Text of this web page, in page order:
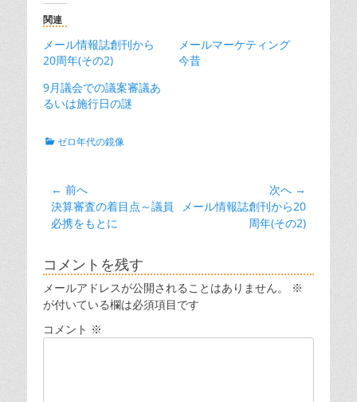
関連
メール情報誌創刊から
20周年(その2)
メールマーケティング
今昔
9月議会での議案審議あ
るいは施行日の謎
カ ゼロ年代の鏡像
投
稿
ナ
ゲ
ー
シ
ョ
← 前へ
前
の
決算審査の着目点～議員
必携をもとに
次へ →
次
メール情報誌創刊から20
周年(その2)
コメントを残す
メールアドレスが公開されることはありません。
※
が付いている欄は必須項目です
コメント ※